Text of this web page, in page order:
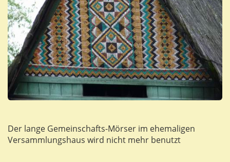
Der lange Gemeinschafts-Mörser im ehemaligen
Versammlungshaus wird nicht mehr benutzt